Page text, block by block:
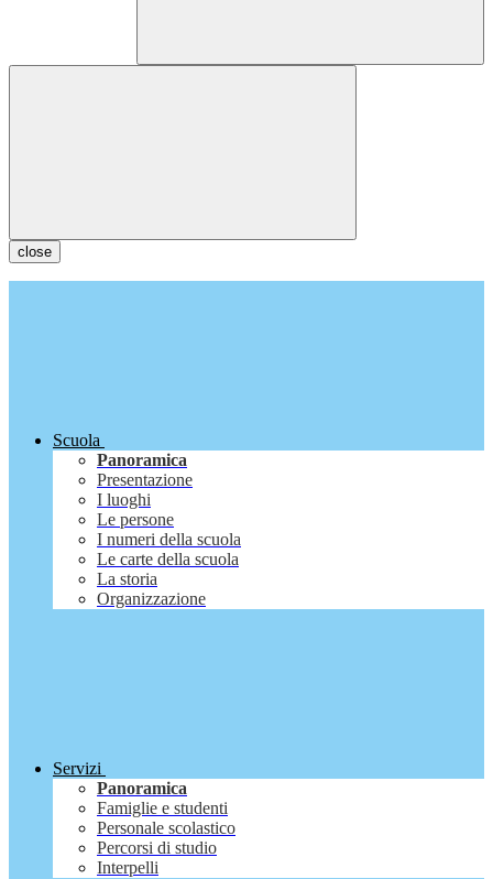
close
Scuola
Panoramica
Presentazione
I luoghi
Le persone
I numeri della scuola
Le carte della scuola
La storia
Organizzazione
Servizi
Panoramica
Famiglie e studenti
Personale scolastico
Percorsi di studio
Interpelli